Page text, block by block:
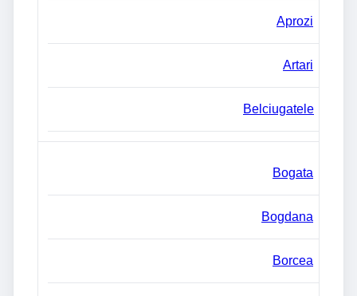
Aprozi
Artari
Belciugatele
Bogata
Bogdana
Borcea